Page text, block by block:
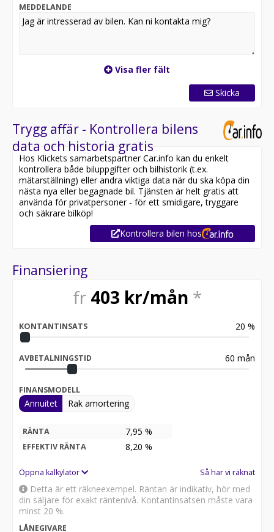
MEDDELANDE
Visa fler fält
Skicka
Trygg affär - Kontrollera bilens
data och historia gratis
Hos Klickets samarbetspartner Car.info kan du enkelt
kontrollera både biluppgifter och bilhistorik (t.ex.
mätarställning) eller andra viktiga data när du ska köpa din
nästa nya eller begagnade bil. Tjänsten är helt gratis att
använda för privatpersoner - för ett smidigare, tryggare
och säkrare bilköp!
Kontrollera bilen hos
Finansiering
fr 403 kr/mån *
KONTANTINSATS 20 %
AVBETALNINGSTID 60 mån
FINANSMODELL
Annuitet Rak amortering
RÄNTA 7,95 %
EFFEKTIV RÄNTA 8,20 %
Öppna kalkylator Så har vi räknat
Detta är ett räkneexempel. Räntan är indikativ, hör med
din säljare för exakt räntenivå. Kontantinsatsen måste vara
minst 20 %.
LÅNEGIVARE